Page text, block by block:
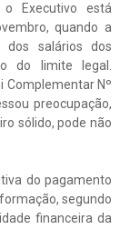
Executivo está
quando a
dos salários dos
do limite legal.
Complementar Nº
preocupação,
sólido, pode não
do pagamento
segundo
financeira da